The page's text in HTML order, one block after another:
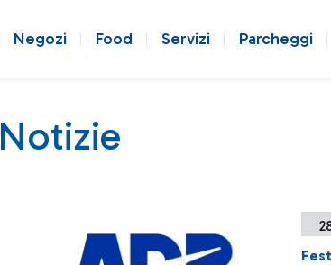
Negozi Food Servizi Parcheggi
Notizie